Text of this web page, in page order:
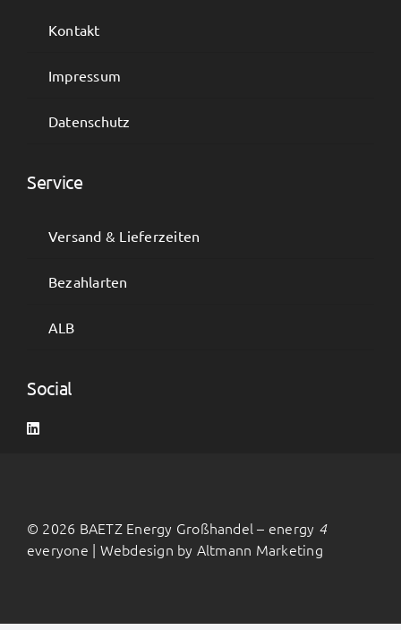
Kontakt
Impressum
Datenschutz
Service
Versand & Lieferzeiten
Bezahlarten
ALB
Social
© 2026 BAETZ Energy Großhandel – energy 4
everyone | Webdesign by Altmann Marketing